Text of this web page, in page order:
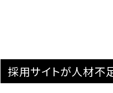
採用サイトが人材不